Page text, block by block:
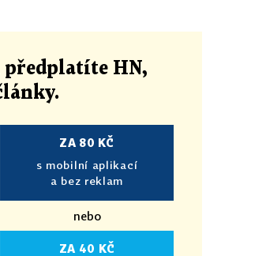
předplatíte HN,
.
ZA 80 KČ
s mobilní aplikací
a bez reklam
nebo
ZA 40 KČ